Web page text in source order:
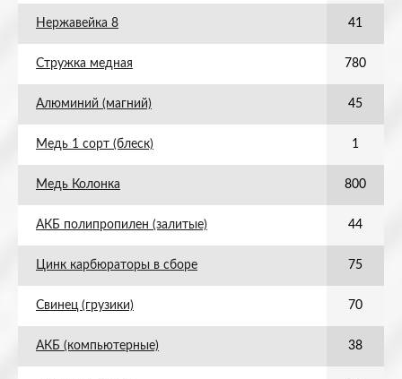
Нержавейка 8 41
Стружка медная 780
Алюминий (магний) 45
Медь 1 сорт (блеск) 1
Медь Колонка 800
АКБ полипропилен (залитые) 44
Цинк карбюраторы в сборе 75
Свинец (грузики) 70
АКБ (компьютерные) 38